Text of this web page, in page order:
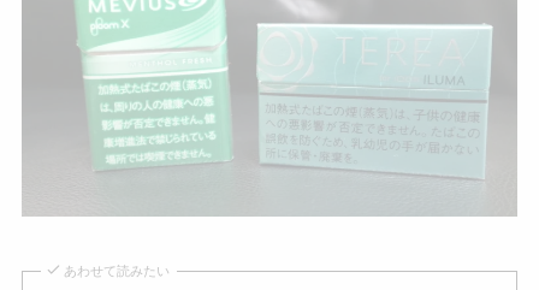
あわせて読みたい